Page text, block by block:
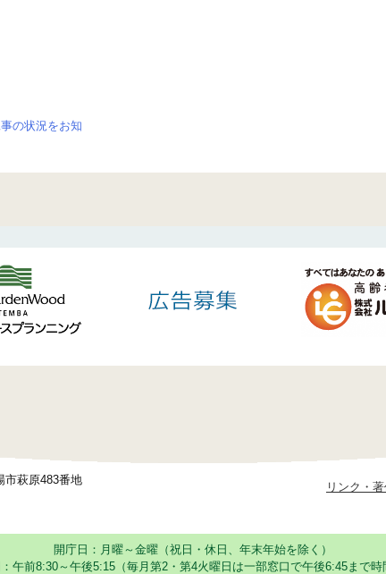
の状況をお知
市萩原483番地
リンク・
開庁日：月曜～金曜（祝日・休日、年末年始を除く）
午前8:30～午後5:15（毎月第2・第4火曜日は一部窓口で午後6:45まで時